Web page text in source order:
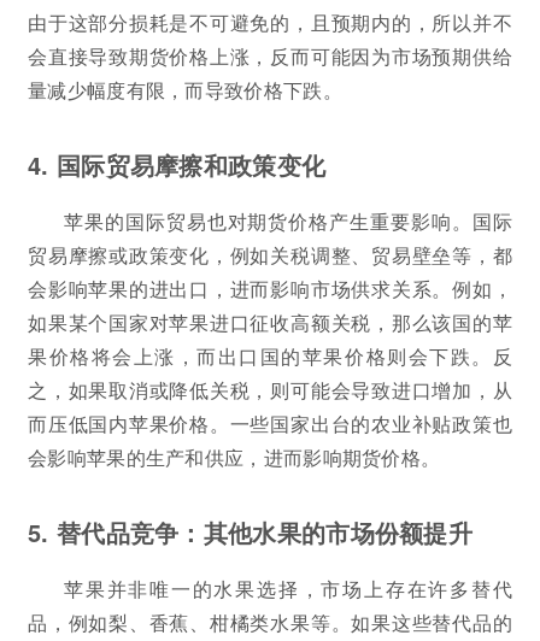
由于这部分损耗是不可避免的，且预期内的，所以并不
会直接导致期货价格上涨，反而可能因为市场预期供给
量减少幅度有限，而导致价格下跌。
4. 国际贸易摩擦和政策变化
苹果的国际贸易也对期货价格产生重要影响。国际
贸易摩擦或政策变化，例如关税调整、贸易壁垒等，都
会影响苹果的进出口，进而影响市场供求关系。例如，
如果某个国家对苹果进口征收高额关税，那么该国的苹
果价格将会上涨，而出口国的苹果价格则会下跌。反
之，如果取消或降低关税，则可能会导致进口增加，从
而压低国内苹果价格。一些国家出台的农业补贴政策也
会影响苹果的生产和供应，进而影响期货价格。
5. 替代品竞争：其他水果的市场份额提升
苹果并非唯一的水果选择，市场上存在许多替代
品，例如梨、香蕉、柑橘类水果等。如果这些替代品的